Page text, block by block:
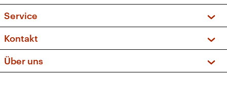
Sendungen und Podcasts
Musikliste
Kakadu – Das Kinderprogramm
Frequenzen (UKW + DAB+)
Service
FAQ
Apps
Newsletter
Kontakt
Social Media
Über uns